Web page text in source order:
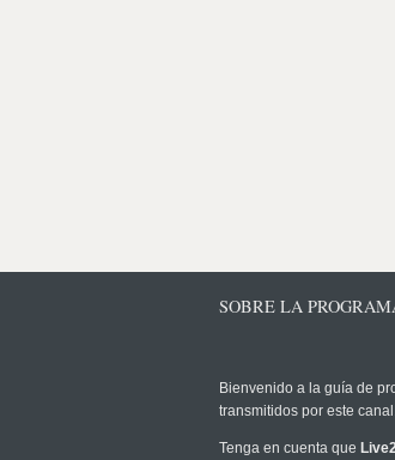
SOBRE LA
Bienvenido a la guía de
transmitidos por este
Tenga en cuenta que